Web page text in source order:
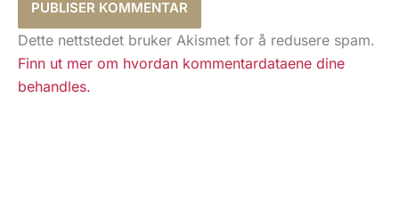
Dette nettstedet bruker Akismet for å redusere spam.
Finn ut mer om hvordan kommentardataene dine
behandles.